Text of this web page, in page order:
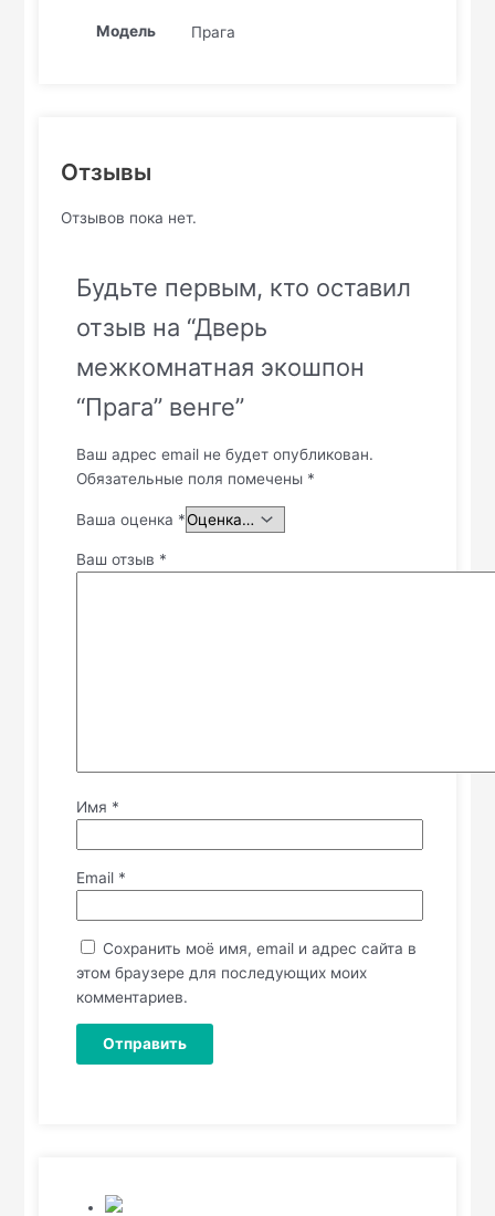
Модель Прага
Отзывы
Отзывов пока нет.
Будьте первым, кто оставил
отзыв на “Дверь
межкомнатная экошпон
“Прага” венге”
Ваш адрес email не будет опубликован.
Обязательные поля помечены *
Ваша оценка *
Ваш отзыв *
Имя *
Email *
Сохранить моё имя, email и адрес сайта в
этом браузере для последующих моих
комментариев.